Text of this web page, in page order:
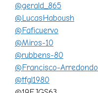
@gerald_865
@LucasHaboush
@Faficuervo
@Miros-10
@rubbens-80
@Francisco-Arredondo
@tfgl1980